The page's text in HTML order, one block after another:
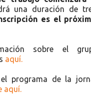
una duración de
es el
sobre el
aquí.
el programa de la
aquí.